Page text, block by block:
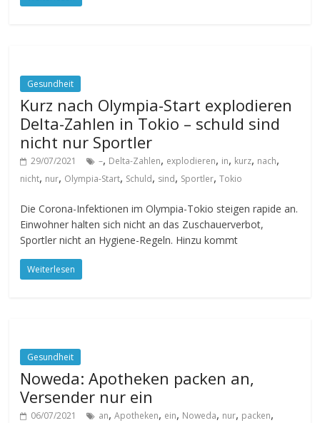
Gesundheit
Kurz nach Olympia-Start explodieren
Delta-Zahlen in Tokio – schuld sind
nicht nur Sportler
29/07/2021 –, Delta-Zahlen, explodieren, in, kurz, nach,
nicht, nur, Olympia-Start, Schuld, sind, Sportler,Tokio
Die Corona-Infektionen im Olympia-Tokio steigen rapide an.
Einwohner halten sich nicht an das Zuschauerverbot,
Sportler nicht an Hygiene-Regeln. Hinzu kommt
Weiterlesen
Gesundheit
Noweda: Apotheken packen an,
Versender nur ein
06/07/2021 an,Apotheken, ein, Noweda, nur, packen,